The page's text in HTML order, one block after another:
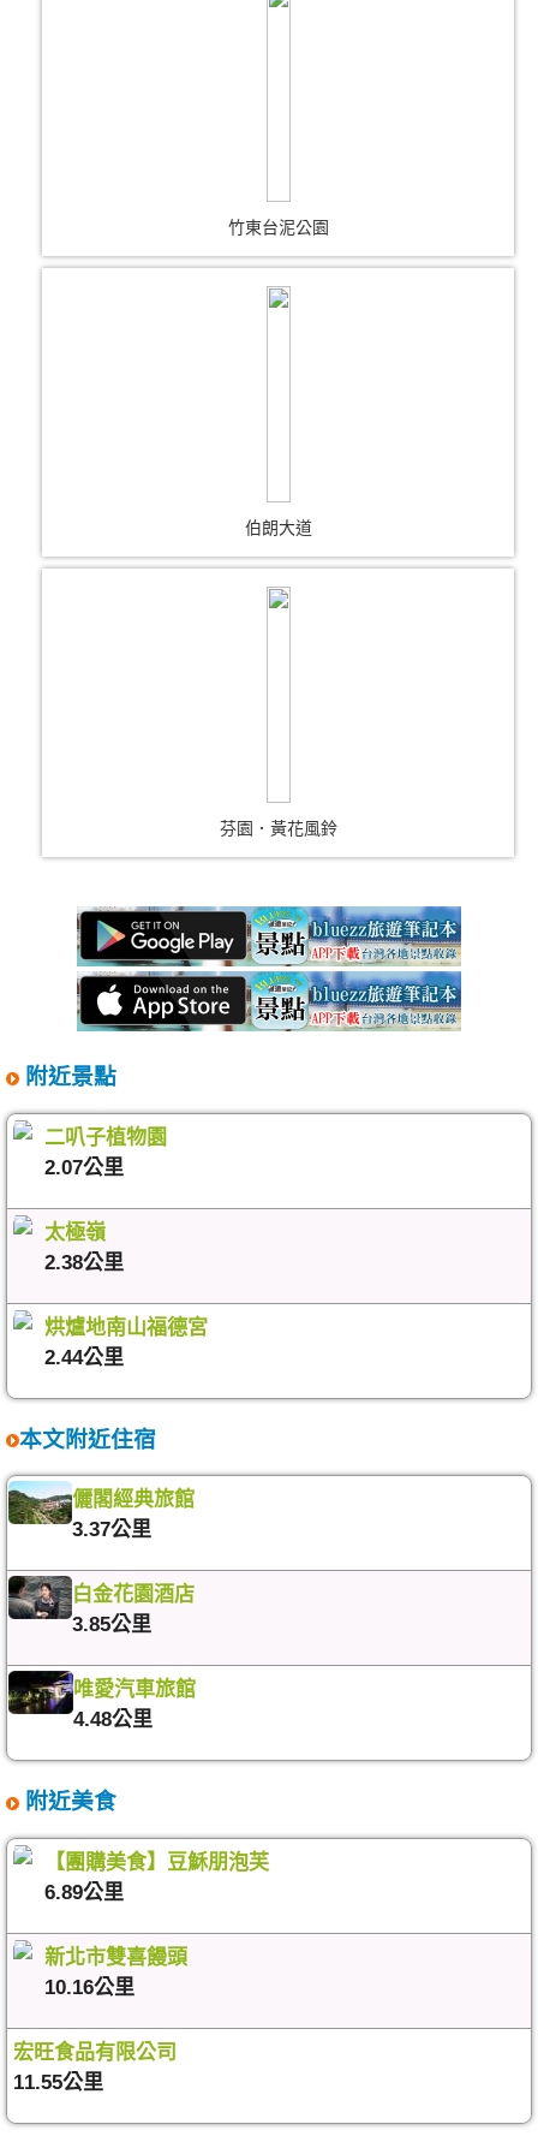
竹東台泥公園
伯朗大道
芬園．黃花風鈴
附近景點
二叭子植物園
2.07公里
太極嶺
2.38公里
烘爐地南山福德宮
2.44公里
本文附近住宿
儷閣經典旅館
3.37公里
白金花園酒店
3.85公里
唯愛汽車旅館
4.48公里
附近美食
【團購美食】豆穌朋泡芙
6.89公里
新北市雙喜饅頭
10.16公里
宏旺食品有限公司
11.55公里